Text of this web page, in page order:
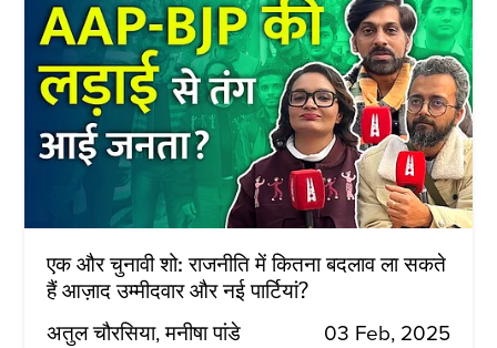
एक और चुनावी शो: राजनीति में कितना बदलाव ला सकते
हैं आज़ाद उम्मीदवार और नई पार्टियां?
अतुल चौरसिया मनीषा पांडे 03 Feb, 2025